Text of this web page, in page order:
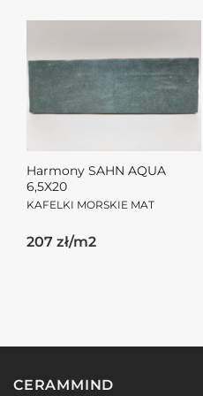
Harmony SAHN AQUA
6,5X20
KAFELKI MORSKIE MAT
207 zł/m2
CERAMMIND